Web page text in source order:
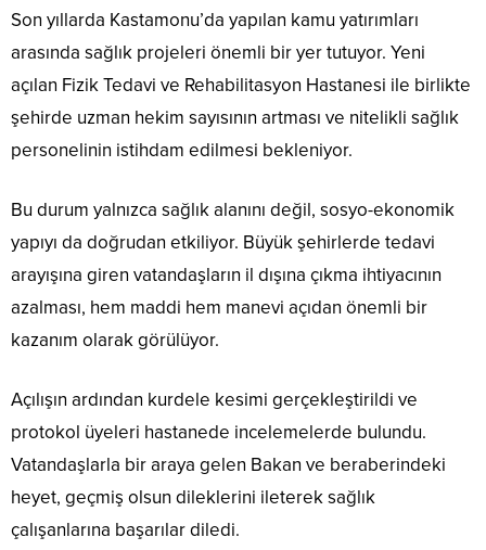
Son yıllarda Kastamonu’da yapılan kamu yatırımları
arasında sağlık projeleri önemli bir yer tutuyor. Yeni
açılan Fizik Tedavi ve Rehabilitasyon Hastanesi ile birlikte
şehirde uzman hekim sayısının artması ve nitelikli sağlık
personelinin istihdam edilmesi bekleniyor.
Bu durum yalnızca sağlık alanını değil, sosyo-ekonomik
yapıyı da doğrudan etkiliyor. Büyük şehirlerde tedavi
arayışına giren vatandaşların il dışına çıkma ihtiyacının
azalması, hem maddi hem manevi açıdan önemli bir
kazanım olarak görülüyor.
Açılışın ardından kurdele kesimi gerçekleştirildi ve
protokol üyeleri hastanede incelemelerde bulundu.
Vatandaşlarla bir araya gelen Bakan ve beraberindeki
heyet, geçmiş olsun dileklerini ileterek sağlık
çalışanlarına başarılar diledi.